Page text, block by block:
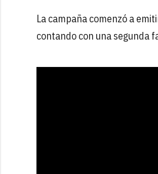
La campaña comenzó a
contando con una segunda